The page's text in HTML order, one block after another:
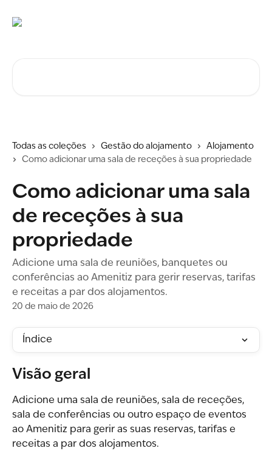
Todas as coleções Gestão do alojamento
Alojamento
Como adicionar uma sala de receções à sua propriedade
Como adicionar uma sala
de receções à sua
propriedade
Adicione uma sala de reuniões, banquetes ou
conferências ao Amenitiz para gerir reservas, tarifas
e receitas a par dos alojamentos.
20 de maio de 2026
Índice
Visão geral
Adicione uma sala de reuniões, sala de receções,
sala de conferências ou outro espaço de eventos
ao Amenitiz para gerir as suas reservas, tarifas e
receitas a par dos alojamentos.